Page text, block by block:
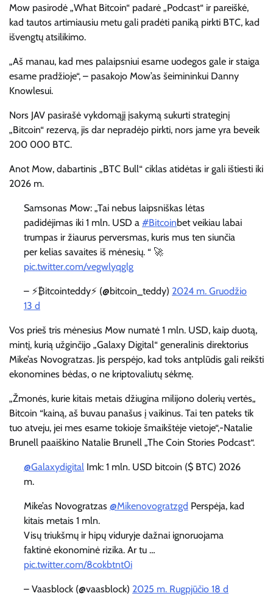
Mow pasirodė „What Bitcoin“ padarė „Podcast“ ir pareiškė,
kad tautos artimiausiu metu gali pradėti paniką pirkti BTC, kad
išvengtų atsilikimo.
„Aš manau, kad mes palaipsniui esame uodegos gale ir staiga
esame pradžioje“, – pasakojo Mow’as šeimininkui Danny
Knowlesui.
Nors JAV pasirašė vykdomąjį įsakymą sukurti strateginį
„Bitcoin“ rezervą, jis dar nepradėjo pirkti, nors jame yra beveik
200 000 BTC.
Anot Mow, dabartinis „BTC Bull“ ciklas atidėtas ir gali ištiesti iki
2026 m.
Samsonas Mow: „Tai nebus laipsniškas lėtas
padidėjimas iki 1 mln. USD a #Bitcoinbet veikiau labai
trumpas ir žiaurus perversmas, kuris mus ten siunčia
per kelias savaites iš mėnesių. “ 🚀
pic.twitter.com/vegwlyqglg
– ⚡₿itcointeddy⚡ (@bitcoin_teddy) 2024 m. Gruodžio
13 d
Vos prieš tris mėnesius Mow numatė 1 mln. USD, kaip duotą,
mintį, kurią užginčijo „Galaxy Digital“ generalinis direktorius
Mike’as Novogratzas. Jis perspėjo, kad toks antplūdis gali reikšti
ekonomines bėdas, o ne kriptovaliutų sėkmę.
„Žmonės, kurie kitais metais džiugina milijono dolerių vertės„
Bitcoin “kainą, aš buvau panašus į vaikinus. Tai ten pateks tik
tuo atveju, jei mes esame tokioje šmaikštėje vietoje“,-Natalie
Brunell paaiškino Natalie Brunell „The Coin Stories Podcast“.
@Galaxydigital Imk: 1 mln. USD bitcoin ($ BTC) 2026
m.
Mike’as Novogratzas @Mikenovogratzgd Perspėja, kad
kitais metais 1 mln.
Visų triukšmų ir hipų viduryje dažnai ignoruojama
faktinė ekonominė rizika. Ar tu …
pic.twitter.com/8cokbtnt0i
– Vaasblock (@vaasblock) 2025 m. Rugpjūčio 18 d